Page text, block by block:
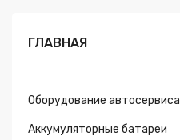
ГЛАВНАЯ
Оборудование автосервиса
Аккумуляторные батареи